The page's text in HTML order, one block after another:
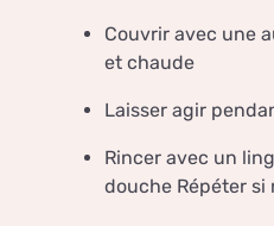
Couvrir avec une
et chaude
Laisser agir
Rincer avec un
douche Répéter si